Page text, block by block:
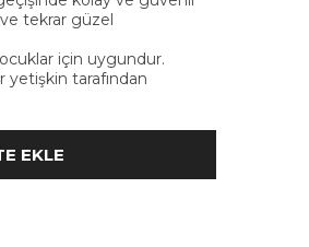
tekrar güzel
için uygundur.
tarafından